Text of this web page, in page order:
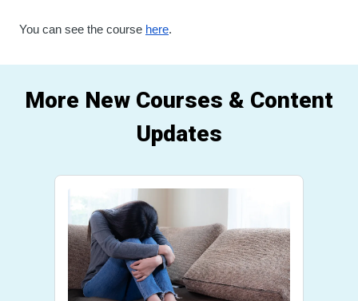
You can see the course here.
More New Courses & Content
Updates